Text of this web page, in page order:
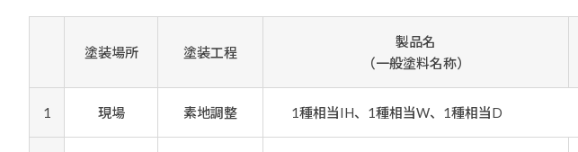
プロテクトン
SUSTAINA SYSTEM
塗装場所 塗装工程
製品名
（一般塗料名称）
1 現場 素地調整 1種相当IH、1種相当W、1種相当D